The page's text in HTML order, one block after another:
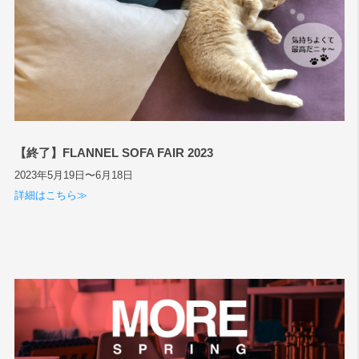
【終了】FLANNEL SOFA FAIR 2023
2023年5月19日〜6月18日
詳細はこちら≫